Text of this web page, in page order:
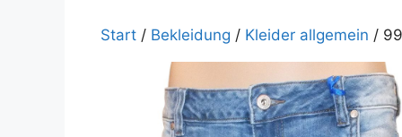
Start / Bekleidung / Kleider allgemein /